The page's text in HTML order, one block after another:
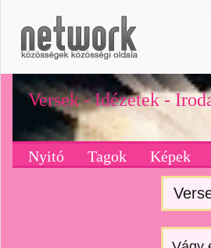
Versek - Idézetek -
Nyitó Tagok Képek